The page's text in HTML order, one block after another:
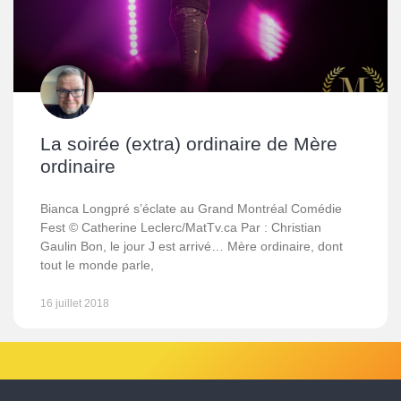
La soirée (extra) ordinaire de Mère
ordinaire
Bianca Longpré s’éclate au Grand Montréal Comédie
Fest © Catherine Leclerc/MatTv.ca Par : Christian
Gaulin Bon, le jour J est arrivé… Mère ordinaire, dont
tout le monde parle,
16 juillet 2018